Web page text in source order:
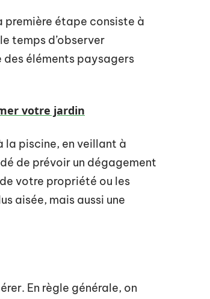
première étape consiste à
temps d’observer
éléments paysagers
votre jardin
la piscine, en veillant à
de prévoir un dégagement
votre propriété ou les
aisée, mais aussi une
En règle générale, on